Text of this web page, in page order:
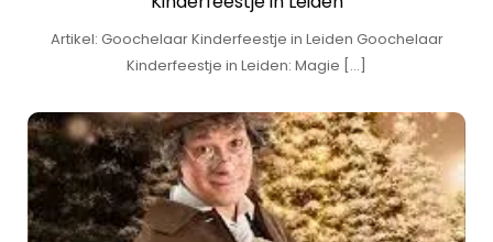
Artikel: Goochelaar Kinderfeestje in Leiden Goochelaar
Kinderfeestje in Leiden: Magie […]